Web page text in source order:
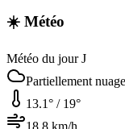
☀️ Météo
Météo du jour J
Partiellement
13.1° / 19°